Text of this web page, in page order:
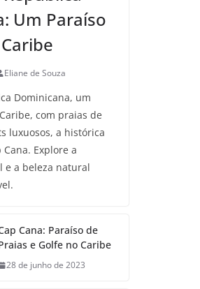
Um Paraíso
Eliane de Souza
Dominicana, um
com praias de
luxuosos, a histórica
Explore a
a beleza natural
Cana: Paraíso de
e Golfe no Caribe
28 de junho de 2023